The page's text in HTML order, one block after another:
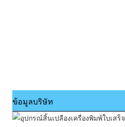
ข้อมูลบริษัท